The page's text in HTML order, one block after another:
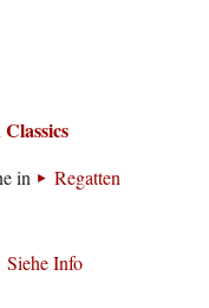
in
Regatten
Siehe Info